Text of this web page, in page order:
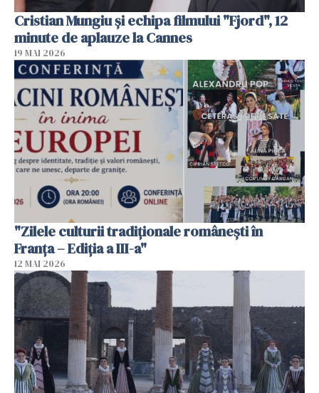
Cristian Mungiu şi echipa filmului "Fjord", 12
minute de aplauze la Cannes
19 MAI 2026
"Zilele culturii tradiționale românești în
Franța – Ediția a III-a"
12 MAI 2026